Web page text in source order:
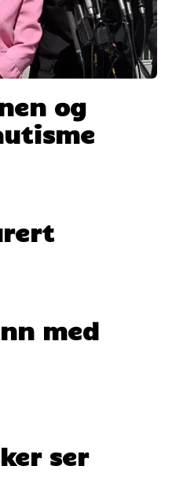
og
med
ser